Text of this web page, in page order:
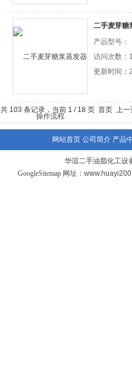
二手麦芽糖
产品型号：
访问次数：
更新时间：
共 103 条记录，当前 1 / 18 页 首页 上
网站首页 公司简介 产品
华谊二手油脂化工设
GoogleSitemap 网址：